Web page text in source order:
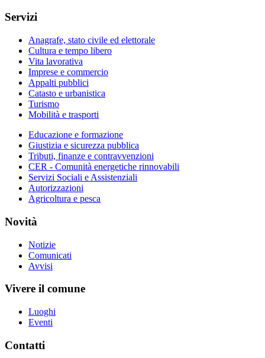
Servizi
Anagrafe, stato civile ed elettorale
Cultura e tempo libero
Vita lavorativa
Imprese e commercio
Appalti pubblici
Catasto e urbanistica
Turismo
Mobilità e trasporti
Educazione e formazione
Giustizia e sicurezza pubblica
Tributi, finanze e contravvenzioni
CER - Comunità energetiche rinnovabili
Servizi Sociali e Assistenziali
Autorizzazioni
Agricoltura e pesca
Novità
Notizie
Comunicati
Avvisi
Vivere il comune
Luoghi
Eventi
Contatti